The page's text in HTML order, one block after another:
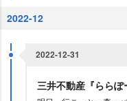
2022-12
2022-12-31
三井不動産『ららぽ